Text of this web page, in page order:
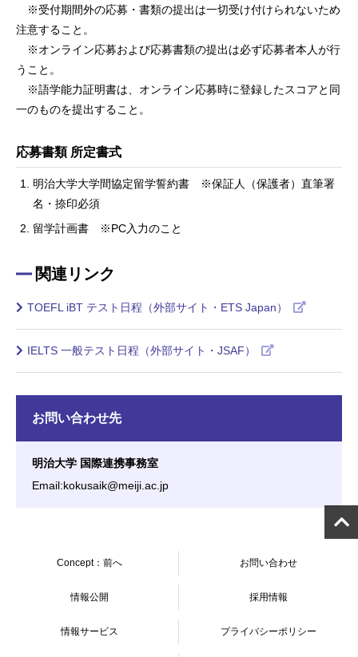
※受付期間外の応募・書類の提出は一切受け付けられないため
注意すること。
※オンライン応募および応募書類の提出は必ず応募者本人が行
うこと。
※語学能力証明書は、オンライン応募時に登録したスコアと同
一のものを提出すること。
応募書類 所定書式
明治大学大学間協定留学誓約書 ※保証人（保護者）直筆署
名・捺印必須
留学計画書 ※PC入力のこと
関連リンク
TOEFL iBT テスト日程（外部サイト・ETS Japan）
IELTS 一般テスト日程（外部サイト・JSAF）
お問い合わせ先
明治大学 国際連携事務室
Email:kokusaik@meiji.ac.jp
Concept：前へ お問い合わせ
情報公開 採用情報
情報サービス プライバシーポリシー